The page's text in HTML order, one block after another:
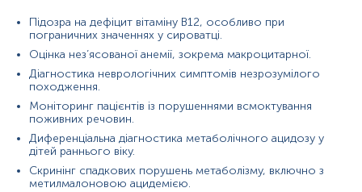
Дефіцит вітаміну B12 (харчовий, мальабсорбція,
перніціозна анемія).
Генетичні дефекти ферментів метаболізму
метилмалоніл‑КоА.
Ниркова недостатність із порушенням виведення
метилмалонової кислоти.
Тривалий прийом препаратів, що впливають на
метаболізм або всмоктування B12.
Хронічні захворювання шлунково‑кишкового
тракту, дисбіоз.
Катаболічні стани або підвищена метаболічна
потреба.
Підозра на дефіцит вітаміну B12, особливо при
пограничних значеннях у сироватці.
Оцінка нез’ясованої анемії, зокрема макроцитарної.
Діагностика неврологічних симптомів незрозумілого
походження.
Моніторинг пацієнтів із порушеннями всмоктування
поживних речовин.
Диференціальна діагностика метаболічного ацидозу у
дітей раннього віку.
Скринінг спадкових порушень метаболізму, включно з
метилмалоновою ацидемією.